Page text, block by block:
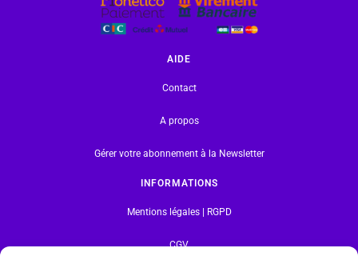
AIDE
Contact
A propos
Gérer votre abonnement à la Newsletter
INFORMATIONS
Mentions légales | RGPD
CGV